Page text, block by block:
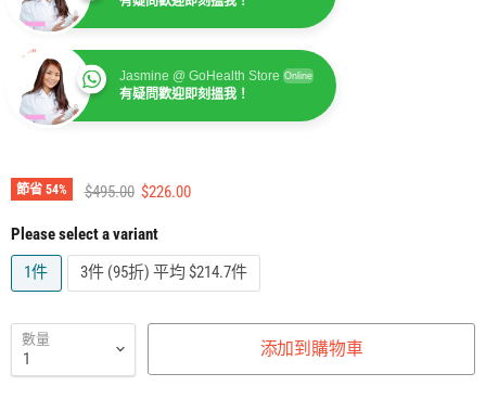
Jasmine @ GoHealth Store Online
有疑問歡迎即刻搵我！
節省 54% 建議零售價
$495.00 售價
$226.00
Please select a variant
1件
3件 (95折) 平均 $214.7件
數量 添加到購物車